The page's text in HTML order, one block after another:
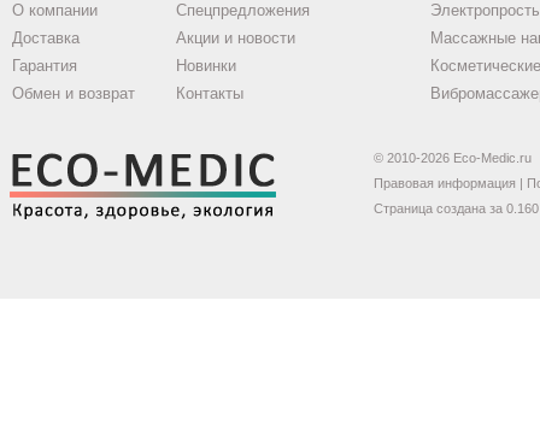
О компании
Доставка
Гарантия
Обмен и возврат
Спецпредложения
Акции и новости
Новинки
Контакты
Массажные
© 2010-2026 Eco-Medic.ru
Правовая информация |
Страница создана за